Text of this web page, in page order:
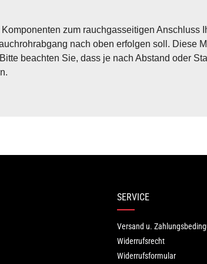
zum rauchgasseitigen
nach oben erfolgen soll. Diese
beachten Sie, dass je nach Abstand oder
SERVICE
Versand u.
Widerrufsrecht
Widerrufsformular